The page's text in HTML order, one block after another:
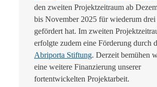
den zweiten Projektzeitraum ab
bis November 2025 für wiederum drei
gefördert hat. Im zweiten
erfolgte zudem eine Förderung durch
Abriporta Stiftung. Derzeit bemühen
eine weitere Finanzierung unserer
fortentwickelten Projektarbeit.